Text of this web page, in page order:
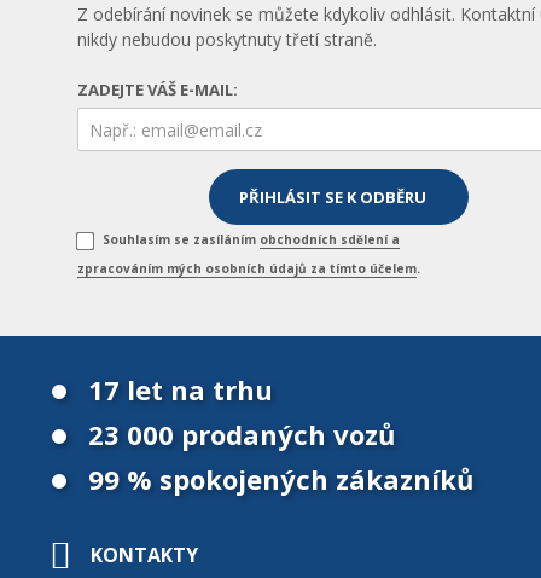
Z odebírání novinek se můžete kdykoliv odhlásit. Kontaktní
nikdy nebudou poskytnuty třetí straně.
ZADEJTE VÁŠ E-MAIL:
Souhlasím se zasíláním obchodních sdělení a
zpracováním mých osobních údajů za tímto účelem.
17 let na trhu
23 000 prodaných vozů
99 % spokojených zákazníků
KONTAKTY